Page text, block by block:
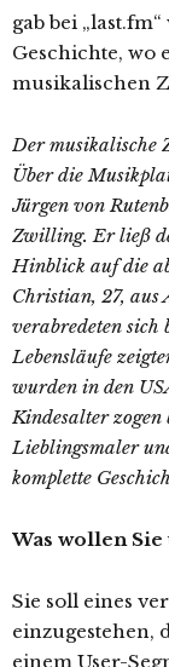
gab bei
Geschichte, wo
musikalischen
Der musikalische
Über die
Jürgen von
Zwilling. Er ließ
Hinblick auf die
Christian, 27, aus
verabredeten sich
Lebensläufe
wurden in den
Kindesalter
Lieblingsmaler
komplette
Was wollen
Sie soll eines
einzugestehen,
einem User-